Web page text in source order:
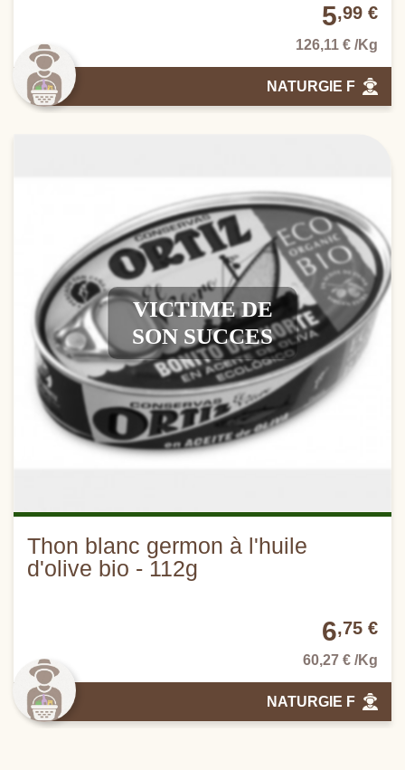
5,99 €
126,11 € /Kg
NATURGIE F
VICTIME DE
SON SUCCES
Thon blanc germon à l'huile
d'olive bio - 112g
6,75 €
60,27 € /Kg
NATURGIE F